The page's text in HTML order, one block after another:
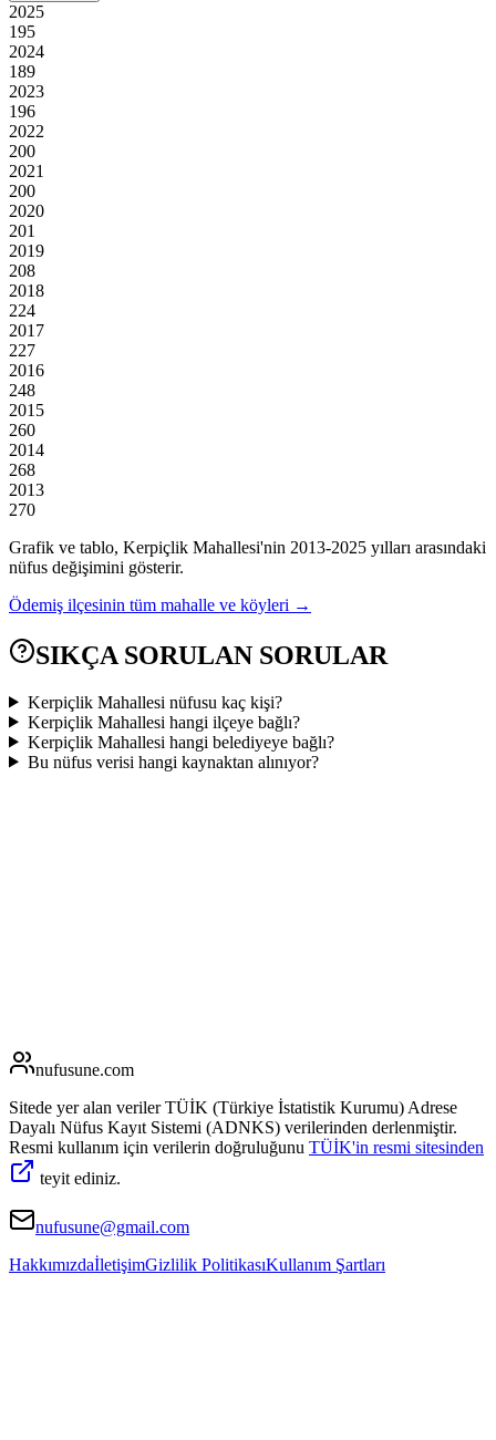
2025
195
2024
189
2023
196
2022
200
2021
200
2020
201
2019
208
2018
224
2017
227
2016
248
2015
260
2014
268
2013
270
Grafik ve tablo, Kerpiçlik Mahallesi'nin 2013-2025 yılları arasındaki
nüfus değişimini gösterir.
Ödemiş ilçesinin tüm mahalle ve köyleri →
SIKÇA SORULAN SORULAR
Kerpiçlik Mahallesi nüfusu kaç kişi?
Kerpiçlik Mahallesi hangi ilçeye bağlı?
Kerpiçlik Mahallesi hangi belediyeye bağlı?
Bu nüfus verisi hangi kaynaktan alınıyor?
nufusune.com
Sitede yer alan veriler TÜİK (Türkiye İstatistik Kurumu) Adrese
Dayalı Nüfus Kayıt Sistemi (ADNKS) verilerinden derlenmiştir.
Resmi kullanım için verilerin doğruluğunu TÜİK'in resmi sitesinden
teyit ediniz.
nufusune@gmail.com
HakkımızdaİletişimGizlilik PolitikasıKullanım Şartları